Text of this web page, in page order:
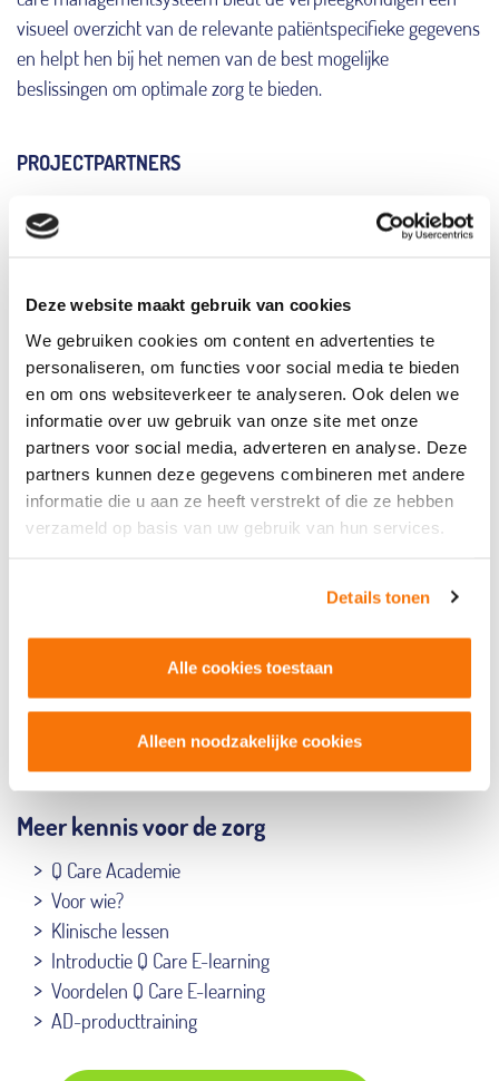
Deze website maakt gebruik van cookies
We gebruiken cookies om content en advertenties te
personaliseren, om functies voor social media te bieden
en om ons websiteverkeer te analyseren. Ook delen we
informatie over uw gebruik van onze site met onze
partners voor social media, adverteren en analyse. Deze
partners kunnen deze gegevens combineren met andere
informatie die u aan ze heeft verstrekt of die ze hebben
verzameld op basis van uw gebruik van hun services.
Details tonen
Alle cookies toestaan
Alleen noodzakelijke cookies
visueel overzicht van de relevante patiëntspecifieke gegevens
en helpt hen bij het nemen van de best mogelijke
beslissingen om optimale zorg te bieden.
PROJECTPARTNERS
Meer kennis voor de zorg
Q Care Academie
Voor wie?
Klinische lessen
Introductie Q Care E-learning
Voordelen Q Care E-learning
AD-producttraining